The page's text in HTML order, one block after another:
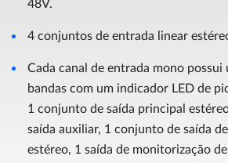
48V.
4 conjuntos de entrada linear
Cada canal de entrada mono possui
bandas com um indicador LED de
1 conjunto de saída principal
saída auxiliar, 1 conjunto de saída
estéreo, 1 saída de monitorização